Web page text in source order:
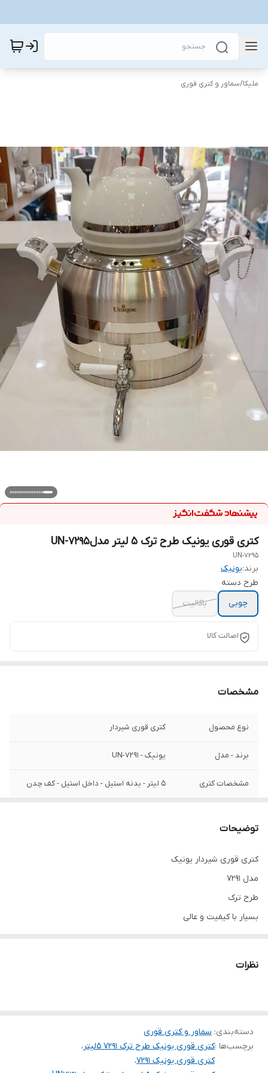
ملیکا/سماور و کتری قوری
کتری قوری یونیک طرح ترک 5 لیتر مدلUN-7295
UN-7295
برند:یونیک
طرح دسته
چوبی
باکالیت
اصالت کالا
مشخصات
نوع محصول کتری قوری شیردار
برند - مدل یونیک - UN-7291
مشخصات کتری 5 لیتر - بدنه استیل - داخل استیل - کف چدن
توضیحات
کتری قوری شیردار یونیک
مدل 7291
طرح ترک
بسیار با کیفیت و عالی
درب استیل
نظرات
دسته‌بندی: سماور و کتری قوری
برچسب‌ها :کتری قوری یونیک طرح ترک 7291 5لیتر
،
کتری قوری یونیک 7291
،